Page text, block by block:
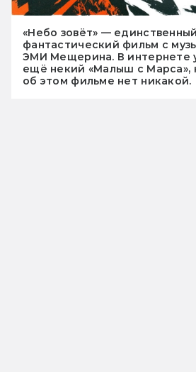
«Небо зовёт» — единственный
фантастический фильм с
ЭМИ Мещерина. В интернете
ещё некий «Малыш с Марса»,
об этом фильме нет никакой.